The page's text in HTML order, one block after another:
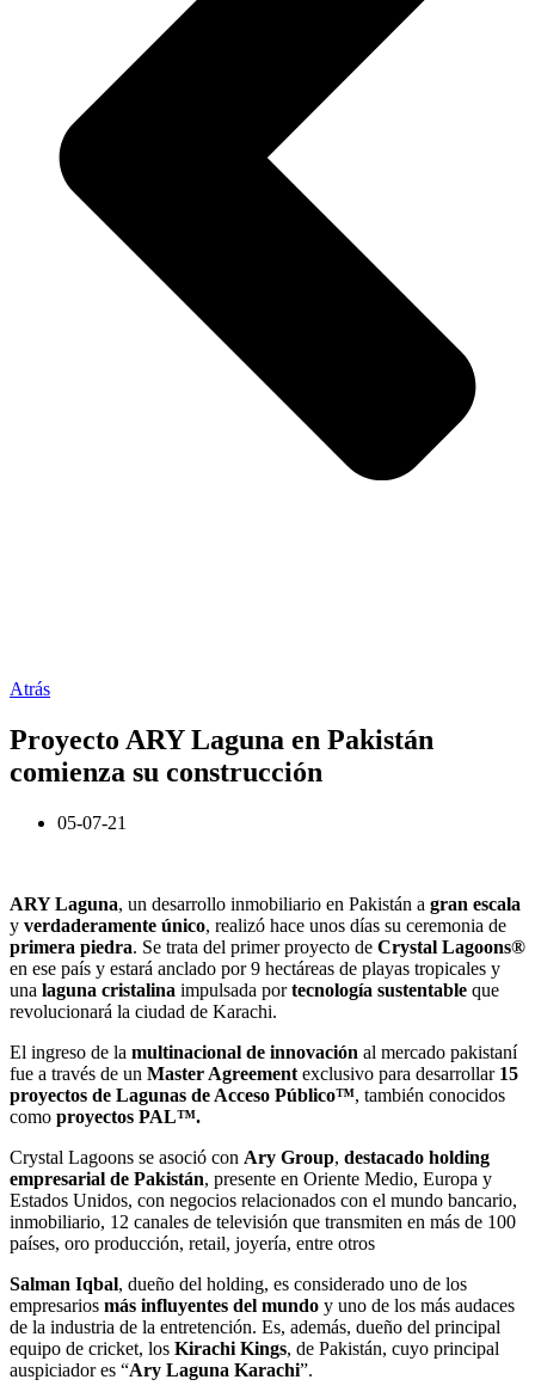
Atrás
Proyecto ARY Laguna en Pakistán
comienza su construcción
05-07-21
ARY Laguna, un desarrollo inmobiliario en Pakistán a gran escala
y verdaderamente único, realizó hace unos días su ceremonia de
primera piedra. Se trata del primer proyecto de Crystal Lagoons®
en ese país y estará anclado por 9 hectáreas de playas tropicales y
una laguna cristalina impulsada portecnología sustentable que
revolucionará la ciudad de Karachi.
El ingreso de la multinacional de innovación al mercado pakistaní
fue a través de un Master Agreement exclusivo para desarrollar 15
proyectos de Lagunas de Acceso Público™, también conocidos
como proyectos PAL™.
Crystal Lagoons se asoció con Ary Group, destacado holding
empresarial de Pakistán, presente en Oriente Medio, Europa y
Estados Unidos, con negocios relacionados con el mundo bancario,
inmobiliario, 12 canales de televisión que transmiten en más de 100
países, oro producción, retail, joyería, entre otros
Salman Iqbal, dueño del holding, es considerado uno de los
empresarios más influyentes del mundo y uno de los más audaces
de la industria de la entretención. Es, además, dueño del principal
equipo de cricket, los Kirachi Kings, de Pakistán, cuyo principal
auspiciador es “Ary Laguna Karachi”.